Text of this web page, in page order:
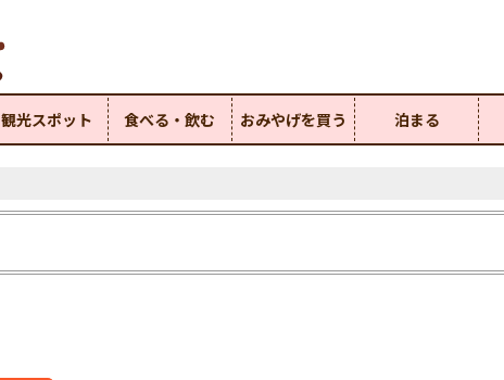
観光スポット 食べる・飲む おみやげを買う 泊まる